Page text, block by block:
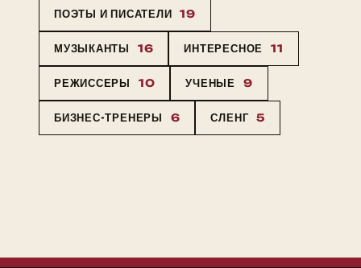
ПОЭТЫ И ПИСАТЕЛИ 19
МУЗЫКАНТЫ 16 ИНТЕРЕСНОЕ 11
РЕЖИССЕРЫ 10 УЧЕНЫЕ 9
БИЗНЕС-ТРЕНЕРЫ 6 СЛЕНГ 5